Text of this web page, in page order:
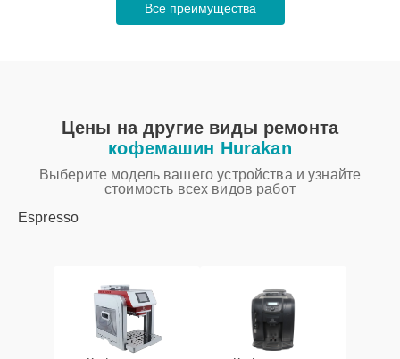
Все преимущества
Цены на другие виды ремонта
кофемашин Hurakan
Выберите модель вашего устройства и узнайте
стоимость всех видов работ
Espresso